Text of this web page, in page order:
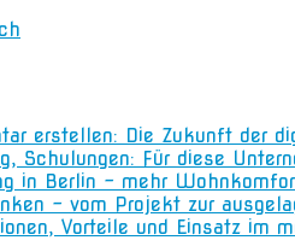
erstellen: Die Zukunft der
Schulungen: Für diese
in Berlin – mehr
– vom Projekt zur
Vorteile und Einsatz im